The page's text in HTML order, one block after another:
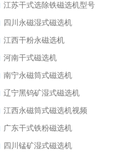
江苏干式选除铁磁选机型号
四川永磁湿式磁选机
江西干粉永磁选机
河南干式磁选机
南宁永磁筒式磁选机
辽宁黑钨矿湿式磁选机
江西永磁筒式磁选机视频
广东干式铁粉磁选机
四川锰矿湿式磁选机